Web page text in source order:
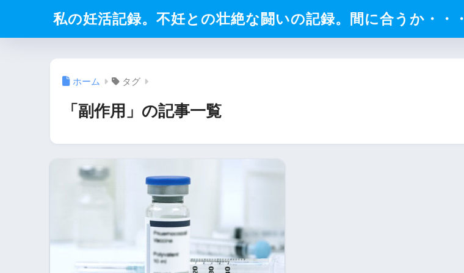
私の妊活記録。不妊との壮絶な闘いの記録。間に合うか・・・
ホーム タグ
「副作用」の記事一覧